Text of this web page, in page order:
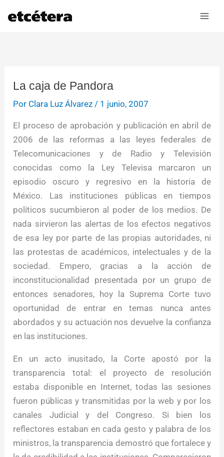
La caja de Pandora
Por Clara Luz Álvarez / 1 junio, 2007
El proceso de aprobación y publicación en abril de
2006 de las reformas a las leyes federales de
Telecomunicaciones y de Radio y Televisión
conocidas como la Ley Televisa marcaron un
episodio oscuro y regresivo en la historia de
México. Las instituciones públicas en tiempos
políticos sucumbieron al poder de los medios. De
nada sirvieron las alertas de los efectos negativos
de esa ley por parte de las propias autoridades, ni
las protestas de académicos, intelectuales y de la
sociedad. Empero, gracias a la acción de
inconstitucionalidad presentada por un grupo de
entonces senadores, hoy la Suprema Corte tuvo
oportunidad de entrar en temas nunca antes
abordados y su actuación nos devuelve la confianza
en las instituciones.
En un acto inusitado, la Corte apostó por la
transparencia total: el proyecto de resolución
estaba disponible en Internet, todas las sesiones
fueron públicas y transmitidas por la web y por los
canales Judicial y del Congreso. Si bien los
reflectores estaban en cada gesto y palabra de los
ministros, la transparencia demostró que fortalece y